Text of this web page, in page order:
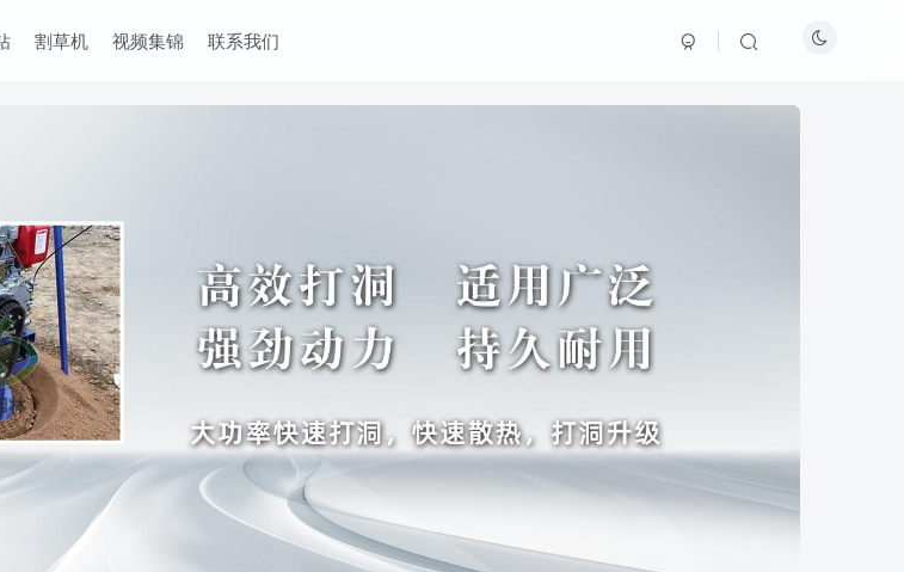
割草机 视频集锦 联系我们